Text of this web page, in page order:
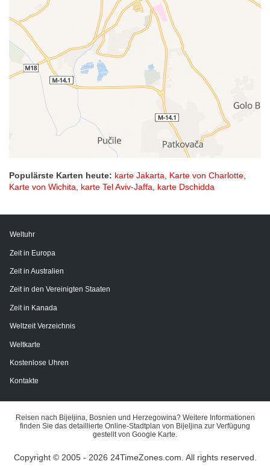
Populärste Karten heute: karte Jakarta, Karte von Charlotte,
Karte von Wichita, karte Tel Aviv-Jaffa, karte Dschidda
Weltuhr
Zeit in Europa
Zeit in Australien
Zeit in den Vereinigten Staaten
Zeit in Kanada
Weltzeit Verzeichnis
Weltkarte
Kostenlose Uhren
Kontakte
Reisen nach Bijeljina, Bosnien und Herzegowina? Weitere Informationen
finden Sie das detaillierte Online-Stadtplan von Bijeljina zur Verfügung
gestellt von Google Karte.
Copyright © 2005 - 2026 24TimeZones.com. All rights reserved.